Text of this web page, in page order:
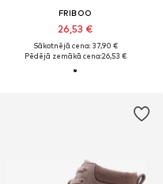
FRIBOO
26,53 €
Sākotnējā cena: 37,90 €
Pēdējā zemākā cena:26,53 €